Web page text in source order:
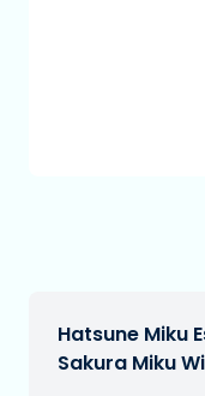
Hatsune Miku
Sakura Miku